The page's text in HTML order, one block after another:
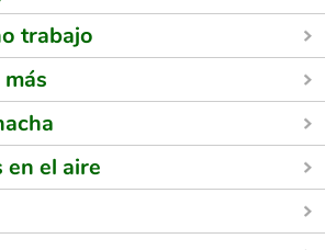
trabajo
en el aire